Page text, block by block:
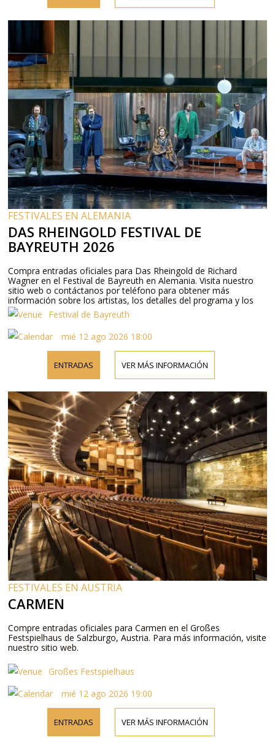
FESTIVALES EN ALEMANIA
DAS RHEINGOLD FESTIVAL DE
BAYREUTH 2026
Compra entradas oficiales para Das Rheingold de Richard
Wagner en el Festival de Bayreuth en Alemania. Visita nuestro
sitio web o contáctanos por teléfono para obtener más
información sobre los artistas, los detalles del programa y los
precios de las entradas.
Festival de Bayreuth
mié 12 ago 2026 18:00
ENTRADAS VER MÁS INFORMACIÓN
FESTIVALES EN AUSTRIA
CARMEN
Compre entradas oficiales para Carmen en el Großes
Festspielhaus de Salzburgo, Austria. Para más información, visite
nuestro sitio web.
Großes Festspielhaus
mié 12 ago 2026 19:00
ENTRADAS VER MÁS INFORMACIÓN